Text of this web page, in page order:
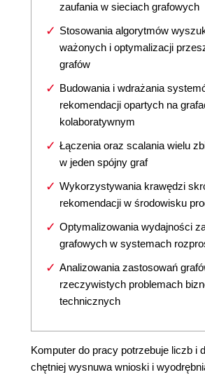
zaufania w sieciach grafowych
Stosowania algorytmów
ważonych i optymalizacji
grafów
Budowania i wdrażania
rekomendacji opartych na
kolaboratywnym
Łączenia oraz scalania wielu
w jeden spójny graf
Wykorzystywania krawędzi
rekomendacji w środowisku
Optymalizowania wydajności
grafowych w systemach
Analizowania zastosowań
rzeczywistych problemach
technicznych
Komputer do pracy potrzebuje liczb i
chętniej wysnuwa wnioski i